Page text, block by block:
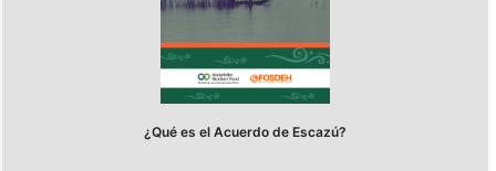
¿Qué es el Acuerdo de Escazú?